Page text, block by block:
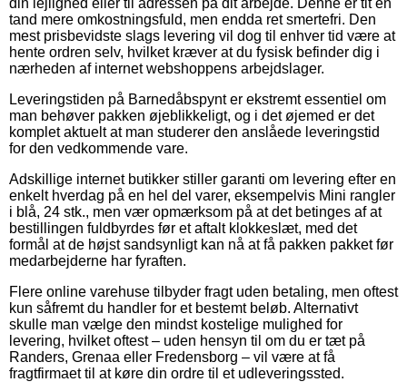
tand mere omkostningsfuld, men endda ret smertefri. Den
mest prisbevidste slags levering vil dog til enhver tid være at
hente ordren selv, hvilket kræver at du fysisk befinder dig i
nærheden af internet webshoppens arbejdslager.
Leveringstiden på Barnedåbspynt er ekstremt essentiel om
man behøver pakken øjeblikkeligt, og i det øjemed er det
komplet aktuelt at man studerer den anslåede leveringstid
for den vedkommende vare.
Adskillige internet butikker stiller garanti om levering efter en
enkelt hverdag på en hel del varer, eksempelvis Mini rangler
i blå, 24 stk., men vær opmærksom på at det betinges af at
bestillingen fuldbyrdes før et aftalt klokkeslæt, med det
formål at de højst sandsynligt kan nå at få pakken pakket før
medarbejderne har fyraften.
Flere online varehuse tilbyder fragt uden betaling, men oftest
kun såfremt du handler for et bestemt beløb. Alternativt
skulle man vælge den mindst kostelige mulighed for
levering, hvilket oftest – uden hensyn til om du er tæt på
Randers, Grenaa eller Fredensborg – vil være at få
fragtfirmaet til at køre din ordre til et udleveringssted.